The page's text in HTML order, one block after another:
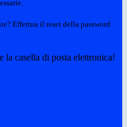
Effettua il reset della password
casella di posta elettronica!